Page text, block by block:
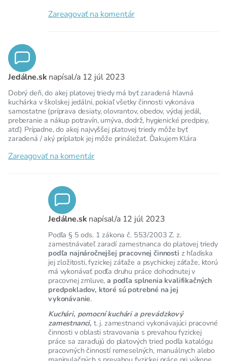
Zareagovať na komentár
Jedálne.sk napísal/a 12 júl 2023
Dobrý deň, do akej platovej triedy má byť zaradená hlavná
kuchárka v školskej jedálni, pokiaľ všetky činnosti vykonáva
samostatne (príprava desiaty, olovrantov, obedov, výdaj jedál,
preberanie a nákup potravín, umýva, dodrž, hygienické predpisy,
atď.) Prípadne, do akej najvyššej platovej triedy môže byť
zaradená / aký príplatok jej môže prináležať. Ďakujem Klára
Zareagovať na komentár
Jedálne.sk napísal/a 12 júl 2023
Podľa § 5 ods. 1 zákona č. 553/2003 Z. z.
zamestnávateľ zaradí zamestnanca do platovej triedy
podľa najnáročnejšej pracovnej činnosti z hľadiska
jej zložitosti, fyzickej záťaže a psychickej záťaže, ktorú
má vykonávať podľa druhu práce dohodnutej v
pracovnej zmluve,a podľa splnenia kvalifikačných
predpokladov, ktoré sú potrebné na jej
vykonávanie.
Kuchári, pomocní kuchári a prevádzkový
zamestnanci, t. j. zamestnanci vykonávajúci pracovné
činnosti v oblasti stravovania s prevahou fyzickej
práce sa zaraďujú do platových tried podľa katalógu
pracovných činností remeselných, manuálnych alebo